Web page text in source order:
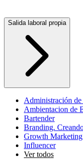
Salida laboral propia
Administración de
Ambientacion de
Bartender
Branding.
Growth Marketing
Influencer
Ver todos